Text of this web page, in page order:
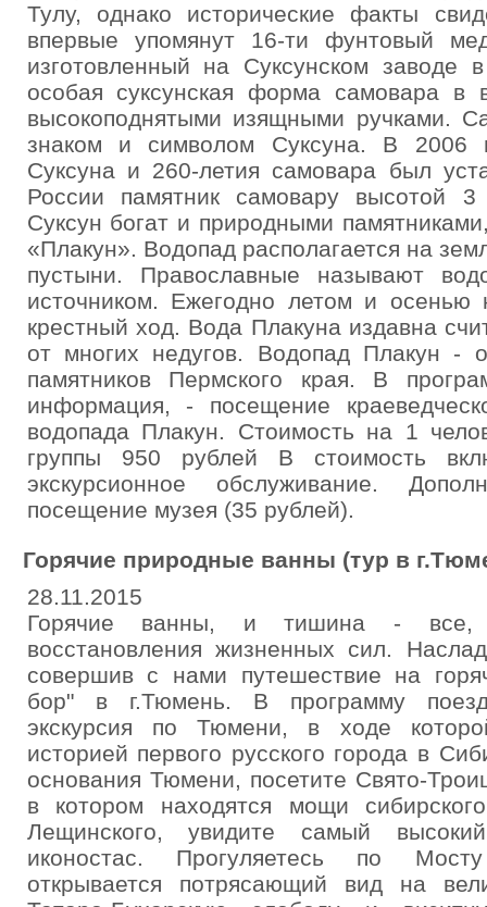
Тулу, однако исторические факты
впервые упомянут 16-ти фунтовый
изготовленный на Суксунском заводе
особая суксунская форма самовара
высокоподнятыми изящными ручками.
знаком и символом Суксуна. В 2006
Суксуна и 260-летия самовара был
России памятник самовару высотой
Суксун богат и природными
«Плакун». Водопад располагается на
пустыни. Православные называют
источником. Ежегодно летом и осенью
крестный ход. Вода Плакуна издавна
от многих недугов. Водопад Плакун -
памятников Пермского края. В
информация, - посещение
водопада Плакун. Стоимость на 1
группы 950 рублей В стоимость
экскурсионное обслуживание.
посещение музея (35 рублей).
Горячие природные ванны (тур в
28.11.2015
Горячие ванны, и тишина - все,
восстановления жизненных сил.
совершив с нами путешествие на
бор" в г.Тюмень. В программу
экскурсия по Тюмени, в ходе
историей первого русского города в
основания Тюмени, посетите Свято-
в котором находятся мощи
Лещинского, увидите самый
иконостас. Прогуляетесь по
открывается потрясающий вид на